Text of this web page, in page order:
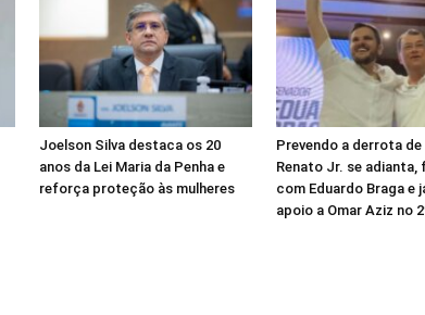
Joelson Silva destaca os 20
anos da Lei Maria da Penha e
reforça proteção às mulheres
Prevendo a derrota de
Renato Jr. se adianta,
com Eduardo Braga e
apoio a Omar Aziz no